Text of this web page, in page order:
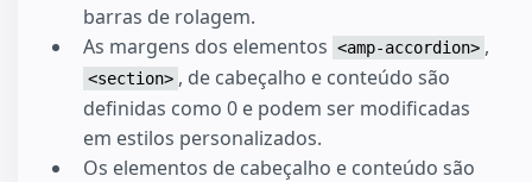
barras de rolagem.
As margens dos elementos <amp-accordion> ,
<section> , de cabeçalho e conteúdo são
definidas como 0 e podem ser modificadas
em estilos personalizados.
Os elementos de cabeçalho e conteúdo são